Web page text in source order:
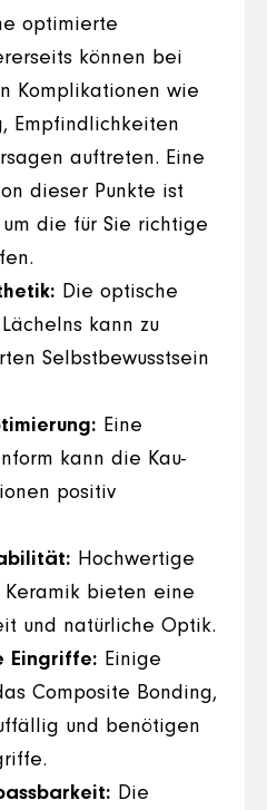
optimierte
können bei
Komplikationen wie
Empfindlichkeiten
auftreten. Eine
dieser Punkte ist
die für Sie richtige
Die optische
kann zu
Selbstbewusstsein
Eine
kann die Kau-
positiv
Hochwertige
bieten eine
und natürliche Optik.
Eingriffe: Einige
Composite Bonding,
und benötigen
Die